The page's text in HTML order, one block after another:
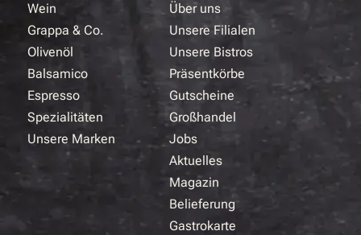
Wein
Grappa & Co.
Olivenöl
Balsamico
Espresso
Spezialitäten
Unsere Marken
Über uns
Unsere Filialen
Unsere Bistros
Präsentkörbe
Gutscheine
Großhandel
Jobs
Aktuelles
Magazin
Belieferung
Gastrokarte